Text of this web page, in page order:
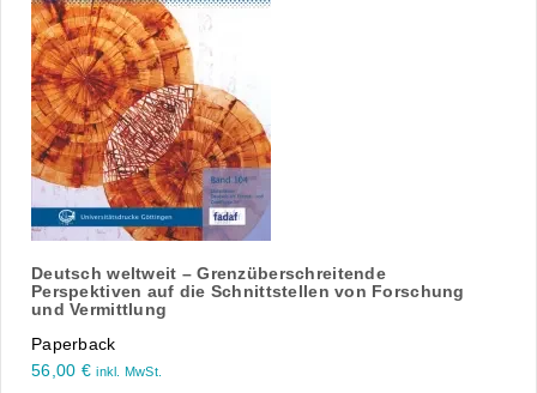
Deutsch weltweit – Grenzüberschreitende
Perspektiven auf die Schnittstellen von Forschung
und Vermittlung
Paperback
56,00 € inkl. MwSt.